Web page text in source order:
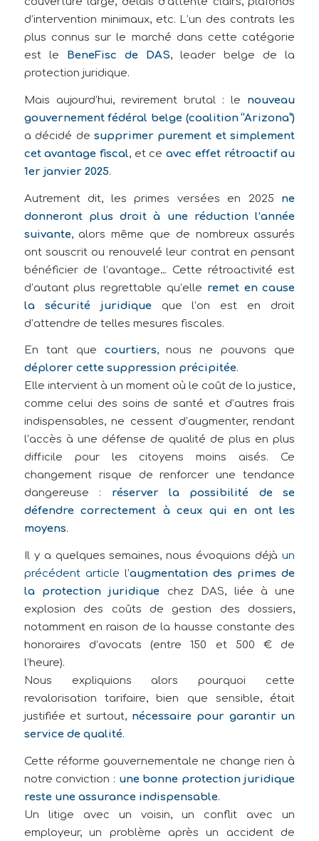
d’intervention minimaux, etc. L’un des contrats les
plus connus sur le marché dans cette catégorie
est le BeneFisc de DAS, leader belge de la
protection juridique.
Mais aujourd’hui, revirement brutal : le nouveau
gouvernement fédéral belge (coalition “Arizona”)
a décidé de supprimer purement et simplement
cet avantage fiscal, et ceavec effet rétroactif au
1er janvier 2025.
Autrement dit, les primes versées en 2025 ne
donneront plus droit à une réduction l’année
suivante, alors même que de nombreux assurés
ont souscrit ou renouvelé leur contrat en pensant
bénéficier de l’avantage… Cette rétroactivité est
d’autant plus regrettable qu’elle remet en cause
la sécurité juridique que l’on est en droit
d’attendre de telles mesures fiscales.
En tant que courtiers, nous ne pouvons que
déplorer cette suppression précipitée.
Elle intervient à un moment où le coût de la justice,
comme celui des soins de santé et d’autres frais
indispensables, ne cessent d’augmenter, rendant
l’accès à une défense de qualité de plus en plus
difficile pour les citoyens moins aisés. Ce
changement risque de renforcer une tendance
dangereuse : réserver la possibilité de se
défendre correctement à ceux qui en ont les
moyens.
Il y a quelques semaines, nous évoquions déjàun
précédent article l’augmentation des primes de
la protection juridique chez DAS, liée à une
explosion des coûts de gestion des dossiers,
notamment en raison de la hausse constante des
honoraires d’avocats (entre 150 et 500 € de
l’heure).
Nous expliquions alors pourquoi cette
revalorisation tarifaire, bien que sensible, était
justifiée et surtout, nécessaire pour garantir un
service de qualité.
Cette réforme gouvernementale ne change rien à
notre conviction : une bonne protection juridique
reste une assurance indispensable.
Un litige avec un voisin, un conflit avec un
employeur, un problème après un accident de